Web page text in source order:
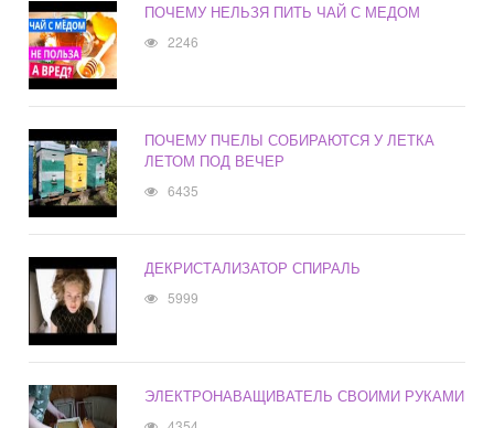
ПОЧЕМУ НЕЛЬЗЯ ПИТЬ ЧАЙ С МЕДОМ
2246
ПОЧЕМУ ПЧЕЛЫ СОБИРАЮТСЯ У ЛЕТКА
ЛЕТОМ ПОД ВЕЧЕР
6435
ДЕКРИСТАЛИЗАТОР СПИРАЛЬ
5999
ЭЛЕКТРОНАВАЩИВАТЕЛЬ СВОИМИ РУКАМИ